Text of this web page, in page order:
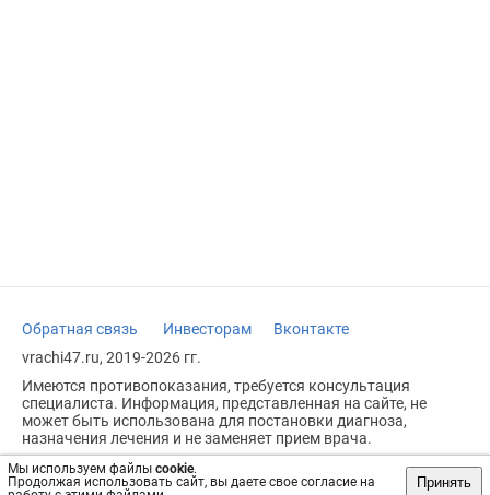
Мы используем файлы cookie.
Продолжая использовать сайт, вы даете свое согласие на
Принять
Обратная связь Инвесторам
Вконтакте
vrachi47.ru, 2019-2026 гг.
Имеются противопоказания, требуется консультация
специалиста. Информация, представленная на сайте, не
может быть использована для постановки диагноза,
назначения лечения и не заменяет прием врача.
Возрастное ограничение: 18+